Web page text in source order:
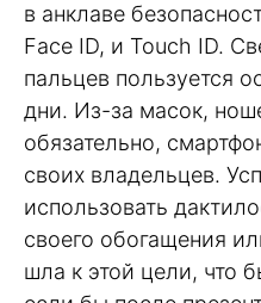
в анклаве
Face ID, и Touch ID.
пальцев пользуется
дни. Из-за масок,
обязательно,
своих владельцев.
использовать
своего обогащения
шла к этой цели, что